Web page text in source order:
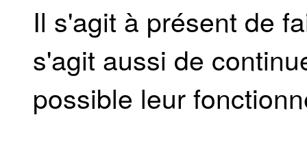
Il s'agit à présent de
s'agit aussi de
possible leur